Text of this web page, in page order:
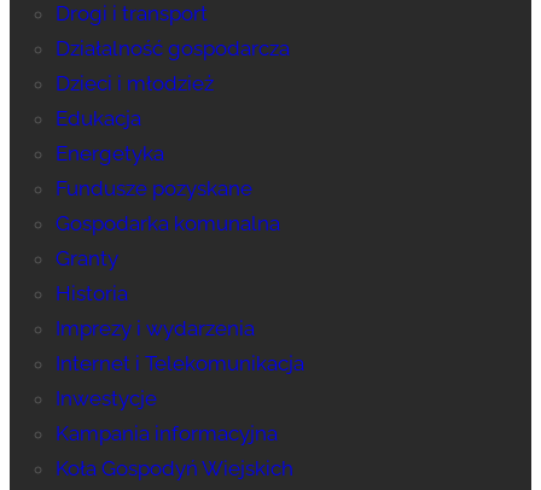
Drogi i transport
Działalność gospodarcza
Dzieci i młodzież
Edukacja
Energetyka
Fundusze pozyskane
Gospodarka komunalna
Granty
Historia
Imprezy i wydarzenia
Internet i Telekomunikacja
Inwestycje
Kampania informacyjna
Koła Gospodyń Wiejskich